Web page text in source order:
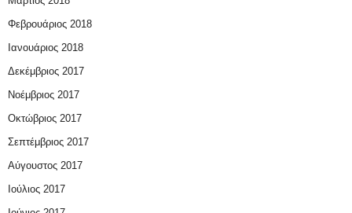
Φεβρουάριος 2018
Ιανουάριος 2018
Δεκέμβριος 2017
Νοέμβριος 2017
Οκτώβριος 2017
Σεπτέμβριος 2017
Αύγουστος 2017
Ιούλιος 2017